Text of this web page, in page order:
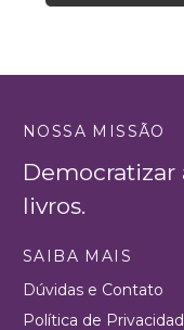
NOSSA MISSÃO
livros.
SAIBA MAIS
Dúvidas e Contato
Política de